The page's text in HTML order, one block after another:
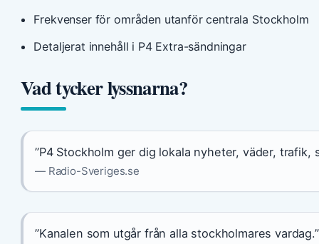
Frekvenser för områden utanför centrala Stockholm
Detaljerat innehåll i P4 Extra-sändningar
Vad tycker lyssnarna?
”P4 Stockholm ger dig lokala nyheter, väder, trafik,
— Radio-Sveriges.se
”Kanalen som utgår från alla stockholmares vardag.”